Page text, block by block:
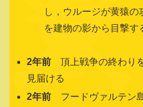
し，ウルージが黄猿の
を建物の影から目撃す
2年前 頂上戦争の終わり
見届ける
2年前 フードヴァルテン